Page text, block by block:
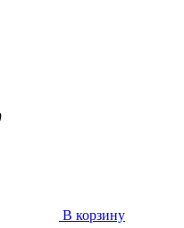
В корзину